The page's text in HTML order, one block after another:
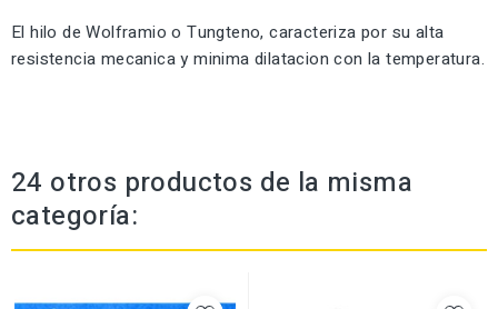
El hilo de Wolframio o Tungteno, caracteriza por su alta
resistencia mecanica y minima dilatacion con la temperatura.
24 otros productos de la misma
categoría: